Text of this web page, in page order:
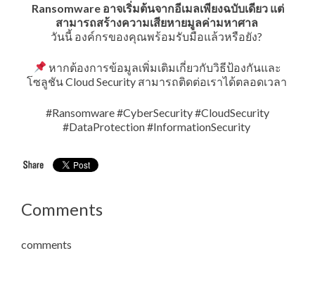
Ransomware อาจเริ่มต้นจากอีเมลเพียงฉบับเดียว แต่
สามารถสร้างความเสียหายมูลค่ามหาศาล
วันนี้ องค์กรของคุณพร้อมรับมือแล้วหรือยัง?
หากต้องการข้อมูลเพิ่มเติมเกี่ยวกับวิธีป้องกันและ
โซลูชัน Cloud Security สามารถติดต่อเราได้ตลอดเวลา
#Ransomware #CyberSecurity #CloudSecurity
#DataProtection #InformationSecurity
Comments
comments